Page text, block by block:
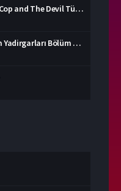
The Gangster, The Cop and The Devil Türkçe Dublaj İzle
Harry Potter 8 Ölüm Yadirgarları Bölüm 2 İzle